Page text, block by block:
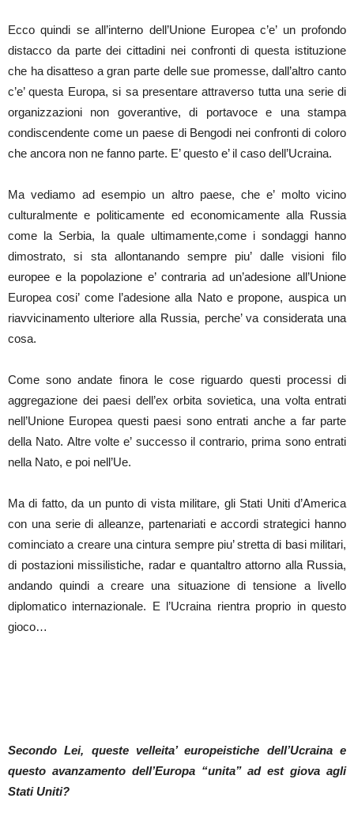
Ecco quindi se all’interno dell’Unione Europea c’e’ un profondo
distacco da parte dei cittadini nei confronti di questa istituzione
che ha disatteso a gran parte delle sue promesse, dall’altro canto
c’e’ questa Europa, si sa presentare attraverso tutta una serie di
organizzazioni non goverantive, di portavoce e una stampa
condiscendente come un paese di Bengodi nei confronti di coloro
che ancora non ne fanno parte. E’ questo e’ il caso dell’Ucraina.
Ma vediamo ad esempio un altro paese, che e’ molto vicino
culturalmente e politicamente ed economicamente alla Russia
come la Serbia, la quale ultimamente,come i sondaggi hanno
dimostrato, si sta allontanando sempre piu’ dalle visioni filo
europee e la popolazione e’ contraria ad un’adesione all’Unione
Europea cosi’ come l’adesione alla Nato e propone, auspica un
riavvicinamento ulteriore alla Russia, perche’ va considerata una
cosa.
Come sono andate finora le cose riguardo questi processi di
aggregazione dei paesi dell’ex orbita sovietica, una volta entrati
nell’Unione Europea questi paesi sono entrati anche a far parte
della Nato. Altre volte e’ successo il contrario, prima sono entrati
nella Nato, e poi nell’Ue.
Ma di fatto, da un punto di vista militare, gli Stati Uniti d’America
con una serie di alleanze, partenariati e accordi strategici hanno
cominciato a creare una cintura sempre piu’ stretta di basi militari,
di postazioni missilistiche, radar e quantaltro attorno alla Russia,
andando quindi a creare una situazione di tensione a livello
diplomatico internazionale. E l’Ucraina rientra proprio in questo
gioco…
Secondo Lei, queste velleita’ europeistiche dell’Ucraina e
questo avanzamento dell’Europa “unita” ad est giova agli
Stati Uniti?